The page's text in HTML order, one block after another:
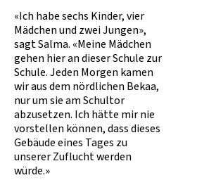
«Ich habe sechs Kinder, vier
Mädchen und zwei Jungen»,
sagt Salma. «Meine Mädchen
gehen hier an dieser Schule zur
Schule. Jeden Morgen kamen
wir aus dem nördlichen Bekaa,
nur um sie am Schultor
abzusetzen. Ich hätte mir nie
vorstellen können, dass dieses
Gebäude eines Tages zu
unserer Zuflucht werden
würde.»